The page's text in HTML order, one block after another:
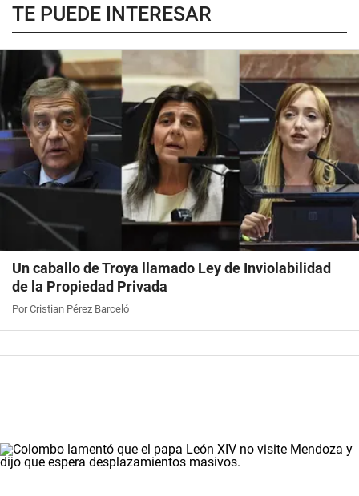
TE PUEDE INTERESAR
Un caballo de Troya llamado Ley de Inviolabilidad
de la Propiedad Privada
Por Cristian Pérez Barceló